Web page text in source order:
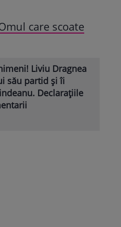
care scoate
Liviu Dragnea
său partid și îi
Declarațiile